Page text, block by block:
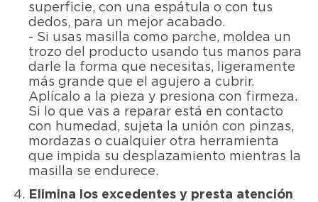
superficie, con una espátula o con tus
dedos, para un mejor acabado.
- Si usas masilla como parche, moldea un
trozo del producto usando tus manos para
darle la forma que necesitas, ligeramente
más grande que el agujero a cubrir.
Aplícalo a la pieza y presiona con firmeza.
Si lo que vas a reparar está en contacto
con humedad, sujeta la unión con pinzas,
mordazas o cualquier otra herramienta
que impida su desplazamiento mientras la
masilla se endurece.
Elimina los excedentes y presta atención